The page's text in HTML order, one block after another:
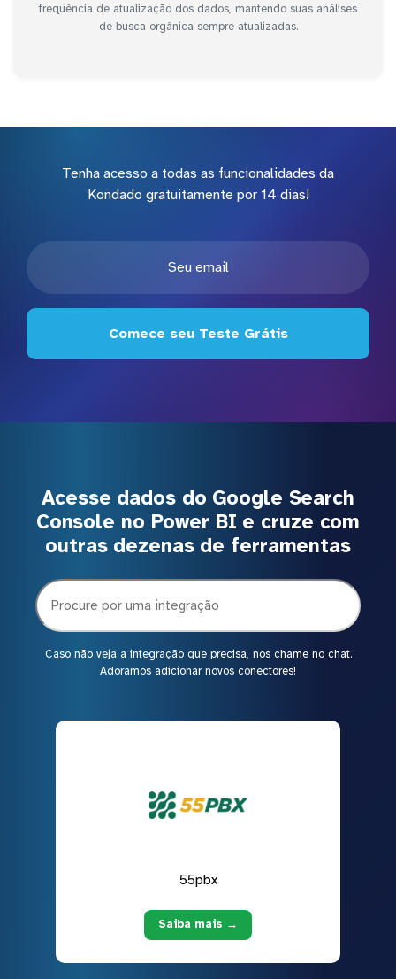
frequência de atualização dos dados, mantendo suas análises
de busca orgânica sempre atualizadas.
Tenha acesso a todas as funcionalidades da
Kondado gratuitamente por 14 dias!
Comece seu Teste Grátis
Acesse dados do Google Search
Console no Power BI e cruze com
outras dezenas de ferramentas
Caso não veja a integração que precisa, nos chame no chat.
Adoramos adicionar novos conectores!
55pbx
Saiba mais →